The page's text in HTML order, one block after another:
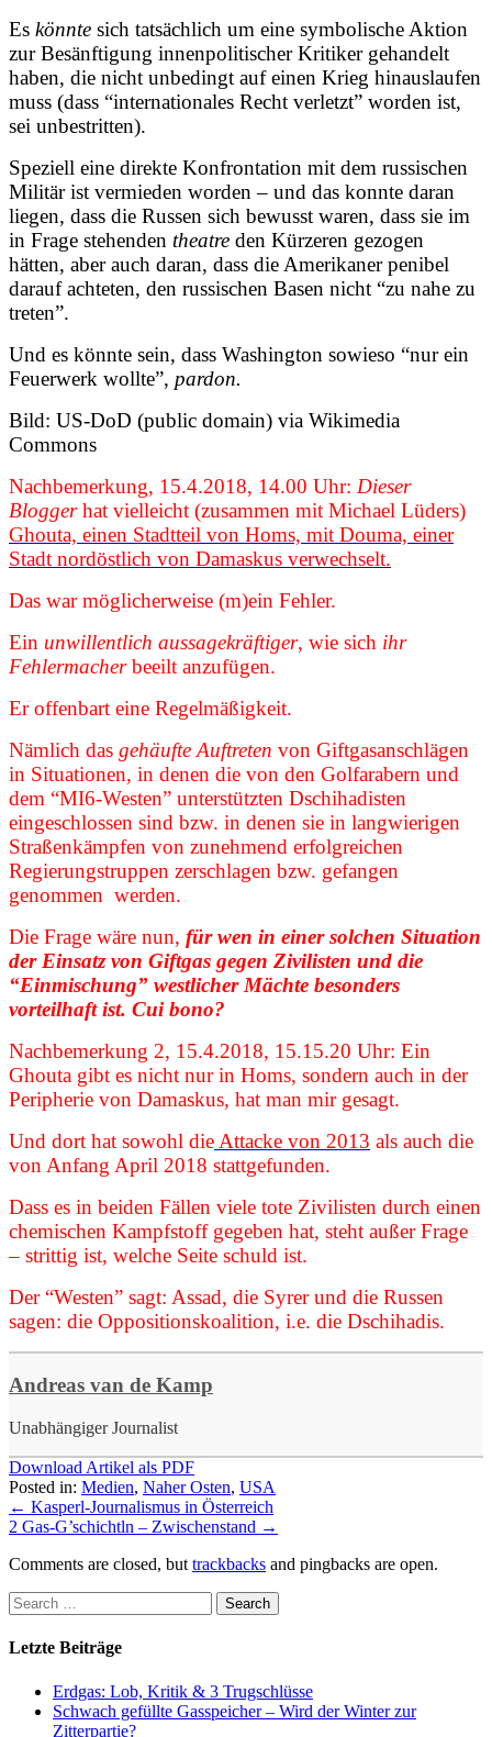
Es könnte sich tatsächlich um eine symbolische Aktion
zur Besänftigung innenpolitischer Kritiker gehandelt
haben, die nicht unbedingt auf einen Krieg hinauslaufen
muss (dass “internationales Recht verletzt” worden ist,
sei unbestritten).
Speziell eine direkte Konfrontation mit dem russischen
Militär ist vermieden worden – und das konnte daran
liegen, dass die Russen sich bewusst waren, dass sie im
in Frage stehenden theatre den Kürzeren gezogen
hätten, aber auch daran, dass die Amerikaner penibel
darauf achteten, den russischen Basen nicht “zu nahe zu
treten”.
Und es könnte sein, dass Washington sowieso “nur ein
Feuerwerk wollte”, pardon.
Bild: US-DoD (public domain) via Wikimedia
Commons
Nachbemerkung, 15.4.2018, 14.00 Uhr: Dieser
Bloggerhat vielleicht (zusammen mit Michael Lüders)
Ghouta, einen Stadtteil von Homs, mit Douma, einer
Stadt nordöstlich von Damaskus verwechselt.
Das war möglicherweise (m)ein Fehler.
Ein unwillentlich aussagekräftiger, wie sich ihr
Fehlermacherbeeilt anzufügen.
Er offenbart eine Regelmäßigkeit.
Nämlich das gehäufte Auftreten von Giftgasanschlägen
in Situationen, in denen die von den Golfarabern und
dem “MI6-Westen” unterstützten Dschihadisten
eingeschlossen sind bzw. in denen sie in langwierigen
Straßenkämpfen von zunehmend erfolgreichen
Regierungstruppen zerschlagen bzw. gefangen
genommen werden.
Die Frage wäre nun, für wen in einer solchen Situation
der Einsatz von Giftgas gegen Zivilisten und die
“Einmischung” westlicher Mächte besonders
vorteilhaft ist. Cui bono?
Nachbemerkung 2, 15.4.2018, 15.15.20 Uhr: Ein
Ghouta gibt es nicht nur in Homs, sondern auch in der
Peripherie von Damaskus, hat man mir gesagt.
Und dort hat sowohl die Attacke von 2013 als auch die
von Anfang April 2018 stattgefunden.
Dass es in beiden Fällen viele tote Zivilisten durch einen
chemischen Kampfstoff gegeben hat, steht außer Frage
– strittig ist, welche Seite schuld ist.
Der “Westen” sagt: Assad, die Syrer und die Russen
sagen: die Oppositionskoalition, i.e. die Dschihadis.
Andreas van de Kamp
Unabhängiger Journalist
Download Artikel als PDF
Posted in: Medien, Naher Osten, USA
← Kasperl-Journalismus in Österreich
2 Gas-G’schichtln – Zwischenstand →
Comments are closed, but trackbacks and pingbacks are open.
Letzte Beiträge
Erdgas: Lob, Kritik & 3 Trugschlüsse
Schwach gefüllte Gasspeicher – Wird der Winter zur
Zitterpartie?